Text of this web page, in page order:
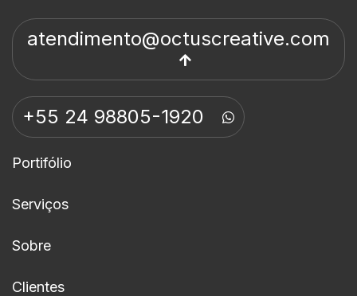
atendimento@octuscreative.com
+55 24 98805-1920
Portifólio
Serviços
Sobre
Clientes